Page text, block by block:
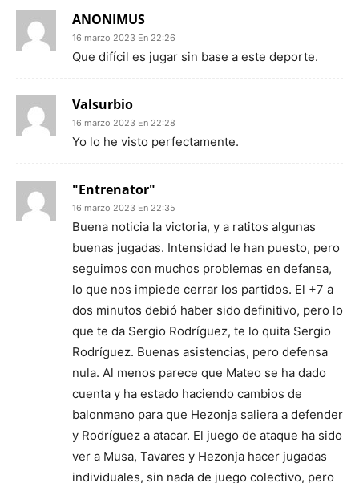
ANONIMUS
16 marzo 2023 En 22:26
Que difícil es jugar sin base a este deporte.
Valsurbio
16 marzo 2023 En 22:28
Yo lo he visto perfectamente.
"Entrenator"
16 marzo 2023 En 22:35
Buena noticia la victoria, y a ratitos algunas
buenas jugadas. Intensidad le han puesto, pero
seguimos con muchos problemas en defansa,
lo que nos impiede cerrar los partidos. El +7 a
dos minutos debió haber sido definitivo, pero lo
que te da Sergio Rodríguez, te lo quita Sergio
Rodríguez. Buenas asistencias, pero defensa
nula. Al menos parece que Mateo se ha dado
cuenta y ha estado haciendo cambios de
balonmano para que Hezonja saliera a defender
y Rodríguez a atacar. El juego de ataque ha sido
ver a Musa, Tavares y Hezonja hacer jugadas
individuales, sin nada de juego colectivo, pero